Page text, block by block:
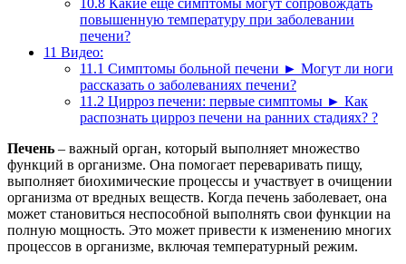
повышенную температуру при заболевании
печени?
11 Видео:
11.1 Симптомы больной печени ► Могут ли ноги
рассказать о заболеваниях печени?
11.2 Цирроз печени: первые симптомы ► Как
распознать цирроз печени на ранних стадиях? ?
Печень – важный орган, который выполняет множество
функций в организме. Она помогает переваривать пищу,
выполняет биохимические процессы и участвует в очищении
организма от вредных веществ. Когда печень заболевает, она
может становиться неспособной выполнять свои функции на
полную мощность. Это может привести к изменению многих
процессов в организме, включая температурный режим.